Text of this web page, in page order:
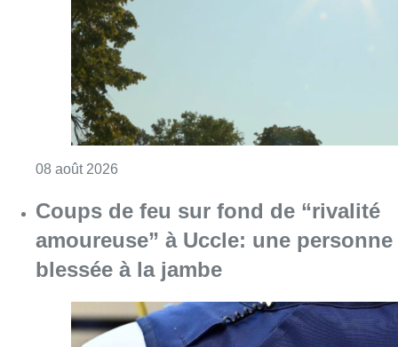
08 août 2026
Coups de feu sur fond de “rivalité
amoureuse” à Uccle: une personne
blessée à la jambe